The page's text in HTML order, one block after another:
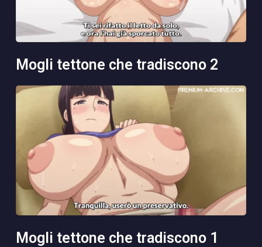
mogli tettone che tradiscono 2
mogli tettone che tradiscono 1